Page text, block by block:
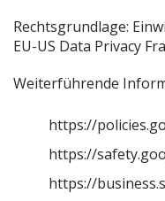
Rechtsgrundlage:
EU-US Data Privacy
Weiterführende
https://
https://
https://